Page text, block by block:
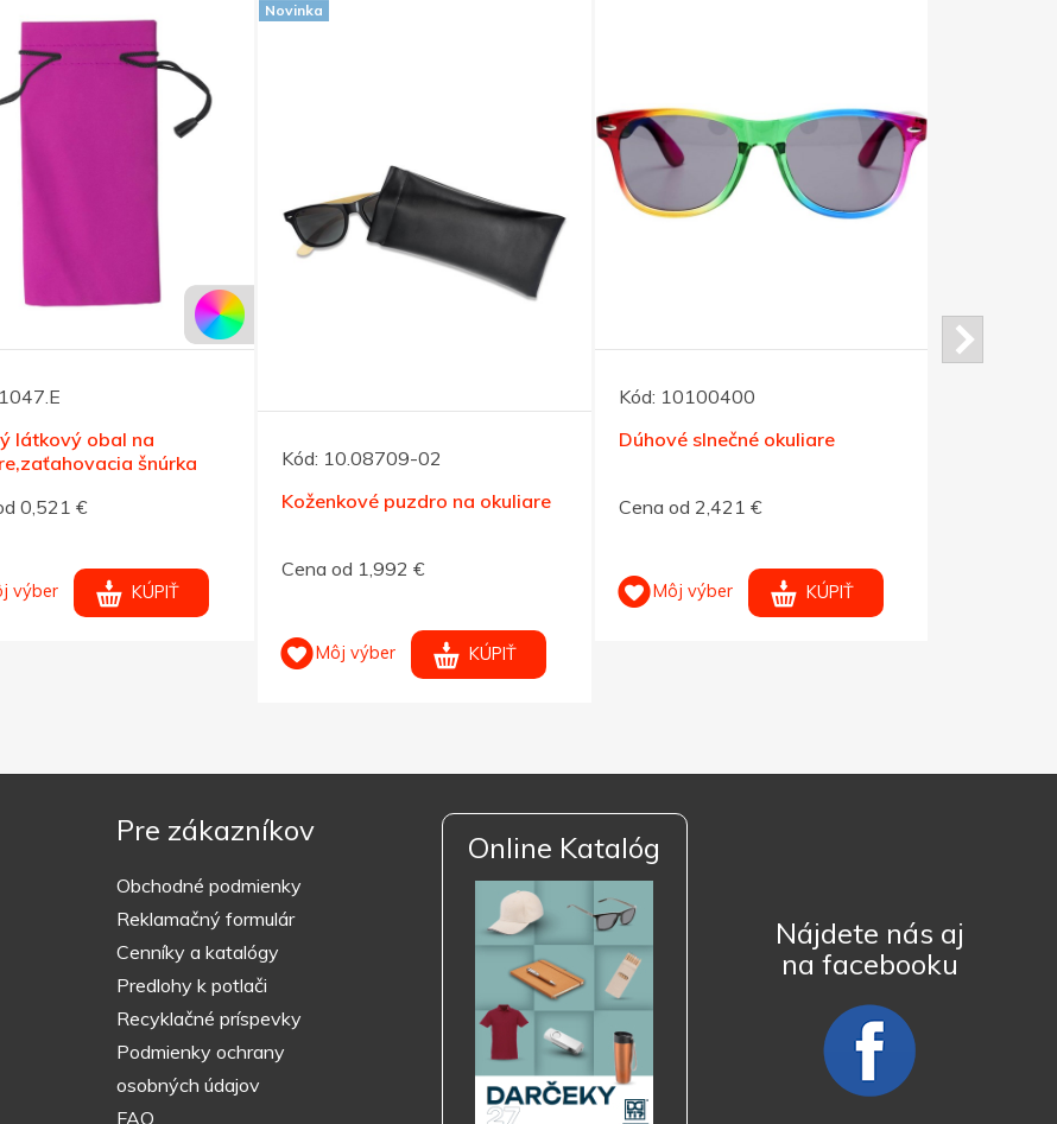
látkový obal na
šnúrka
0,521 €
výber KÚPIŤ
Novinka
Kód: 10.08709-02
Koženkové puzdro na okuliare
Cena od 1,992 €
Môj výber KÚPIŤ
Kód: 10100400
Dúhové slnečné okuliare
Cena od 2,421 €
Môj výber KÚPIŤ
Pre zákazníkov
Obchodné podmienky
Reklamačný formulár
Cenníky a katalógy
Predlohy k potlači
Recyklačné príspevky
Podmienky ochrany
osobných údajov
FAQ
Online Katalóg
Nájdete nás aj
na facebooku